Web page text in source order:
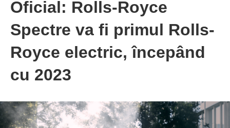
Oficial: Rolls-Royce
Spectre va fi primul Rolls-
Royce electric, începând
cu 2023